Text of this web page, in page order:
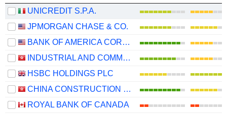
UNICREDIT S.P.A.
JPMORGAN CHASE & CO.
BANK OF AMERICA CORPORATION
INDUSTRIAL AND COMMERCIAL BANK OF CHINA LIMITED
HSBC HOLDINGS PLC
CHINA CONSTRUCTION BANK CORPORATION
ROYAL BANK OF CANADA